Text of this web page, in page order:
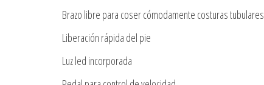
Brazo libre para coser cómodamente costuras tubulares
Liberación rápida del pie
Luz led incorporada